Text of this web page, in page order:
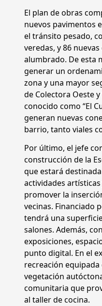
El plan de obras
nuevos pavimentos
el tránsito pesado,
veredas, y 86
alumbrado. De esta
generar un
zona y una mayor
de Colectora Oeste
conocido como “El
generan nuevas
barrio, tanto viales
Por último, el jefe
construcción de la
que estará
actividades
promover la
vecinas. Financiado
tendrá una
salones. Además,
exposiciones,
punto digital. En el
recreación
vegetación
comunitaria que
al taller de cocina.